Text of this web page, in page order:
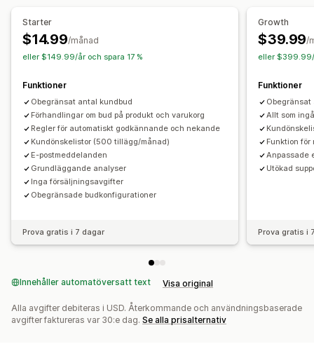
Popup-fönster
Aviseringar
Starter
$14.99/månad
eller $149.99/år och spara 17 %
Funktioner
Obegränsat antal kundbud
Förhandlingar om bud på produkt och varukorg
Regler för automatiskt godkännande och nekande
Kundönskelistor (500 tillägg/månad)
E-postmeddelanden
Grundläggande analyser
Inga försäljningsavgifter
Obegränsade budkonfigurationer
Prova gratis i 7 dagar
Growth
$39.99/
eller $399.99/
Funktioner
Allt som
Funktion
Anpassade
Utökad
Prova gratis i
Innehåller automatöversatt text Visa original
Alla avgifter debiteras i USD. Återkommande och användningsbaserade
avgifter faktureras var 30:e dag. Se alla prisalternativ